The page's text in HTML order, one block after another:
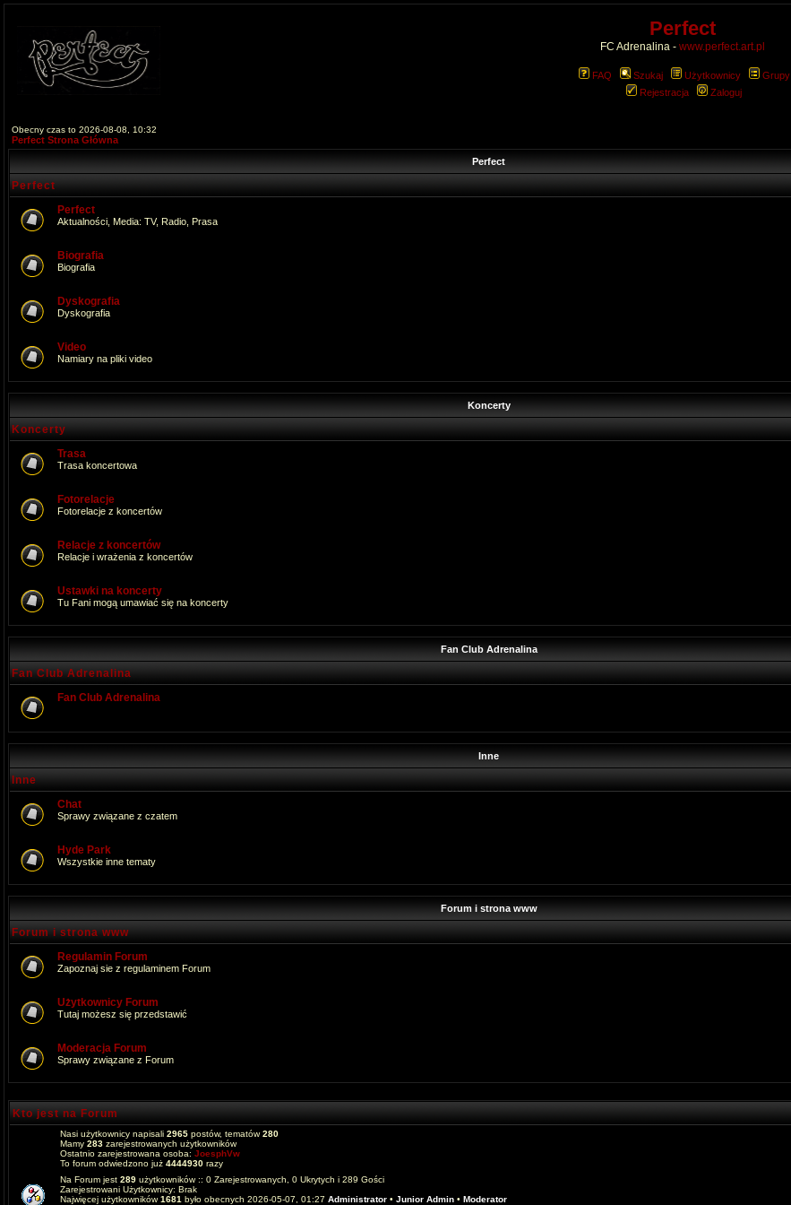
Perfect
FC Adrenalina - www.perfect.art.pl
FAQ Szukaj Użytkownicy
Grupy
Rejestracja
Zaloguj
Obecny czas to 2026-08-08, 10:32
Perfect Strona Główna
Perfect
Perfect
Perfect
Aktualności, Media: TV, Radio, Prasa
Biografia
Biografia
Dyskografia
Dyskografia
Video
Namiary na pliki video
Koncerty
Koncerty
Trasa
Trasa koncertowa
Fotorelacje
Fotorelacje z koncertów
Relacje z koncertów
Relacje i wrażenia z koncertów
Ustawki na koncerty
Tu Fani mogą umawiać się na koncerty
Fan Club Adrenalina
Fan Club Adrenalina
Fan Club Adrenalina
Inne
Inne
Chat
Sprawy związane z czatem
Hyde Park
Wszystkie inne tematy
Forum i strona www
Forum i strona www
Regulamin Forum
Zapoznaj sie z regulaminem Forum
Użytkownicy Forum
Tutaj możesz się przedstawić
Moderacja Forum
Sprawy związane z Forum
Kto jest na Forum
Nasi użytkownicy napisali 2965 postów, tematów280
Mamy 283 zarejestrowanych użytkowników
Ostatnio zarejestrowana osoba: JoesphVw
To forum odwiedzono już 4444930 razy
Na Forum jest 289 użytkowników :: 0 Zarejestrowanych, 0 Ukrytych i 289 Gości
Zarejestrowani Użytkownicy: Brak
Najwięcej użytkowników1681 było obecnych 2026-05-07, 01:27 Administrator • Junior Admin • Moderator